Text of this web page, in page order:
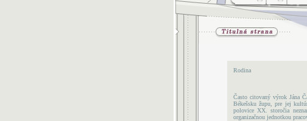
Rodina
Často citovaný výrok Jána
Békešsku župu, pre jej
polovice XX. storočia
organizačnou jednotkou